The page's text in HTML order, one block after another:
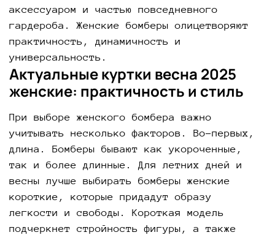
аксессуаром и частью повседневного
гардероба. Женские бомберы олицетворяют
практичность, динамичность и
универсальность.
Актуальные куртки весна 2025
женские: практичность и стиль
При выборе женского бомбера важно
учитывать несколько факторов. Во-первых,
длина. Бомберы бывают как укороченные,
так и более длинные. Для летних дней и
весны лучше выбирать бомберы женские
короткие, которые придадут образу
легкости и свободы. Короткая модель
подчеркнет стройность фигуры, а также